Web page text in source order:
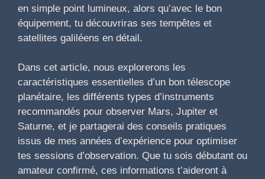
en simple point lumineux, alors qu’avec le bon
équipement, tu découvriras ses tempêtes et
satellites galiléens en détail.
Dans cet article, nous explorerons les
caractéristiques essentielles d’un bon télescope
planétaire, les différents types d’instruments
recommandés pour observer Mars, Jupiter et
Saturne, et je partagerai des conseils pratiques
issus de mes années d’expérience pour optimiser
tes sessions d’observation. Que tu sois débutant ou
amateur confirmé, ces informations t’aideront à